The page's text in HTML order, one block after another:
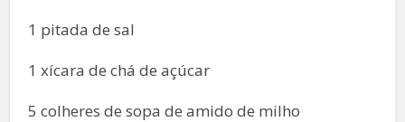
1 pitada de sal
1 xícara de chá de açúcar
5 colheres de sopa de amido de milho